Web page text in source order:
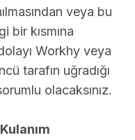
veya bu
bir kısmına
Workhy veya
tarafın uğradığı
olacaksınız.